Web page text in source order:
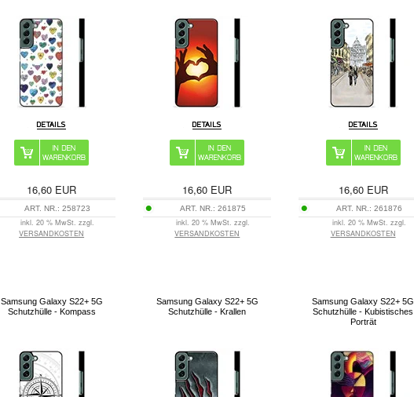
16,60 EUR
ART. NR.:258723
inkl. 20 % MwSt. zzgl.
VERSANDKOSTEN
16,60 EUR
ART. NR.:261875
inkl. 20 % MwSt. zzgl.
VERSANDKOSTEN
16,60EUR
ART. NR.: 261876
inkl. 20 % MwSt. zzgl.
VERSANDKOSTEN
Samsung Galaxy S22+ 5G
Schutzhülle - Kompass
Samsung Galaxy S22+ 5G
Schutzhülle - Krallen
Samsung Galaxy S22+ 5G
Schutzhülle - Kubistisches
Porträt